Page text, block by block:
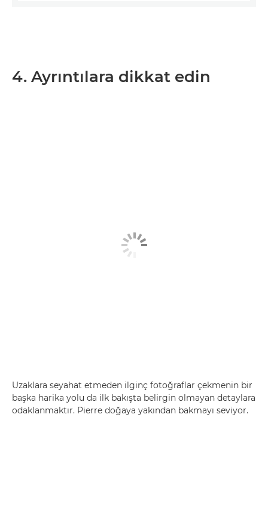
4. Ayrıntılara dikkat edin
Uzaklara seyahat etmeden ilginç fotoğraflar çekmenin bir
başka harika yolu da ilk bakışta belirgin olmayan detaylara
odaklanmaktır. Pierre doğaya yakından bakmayı seviyor.